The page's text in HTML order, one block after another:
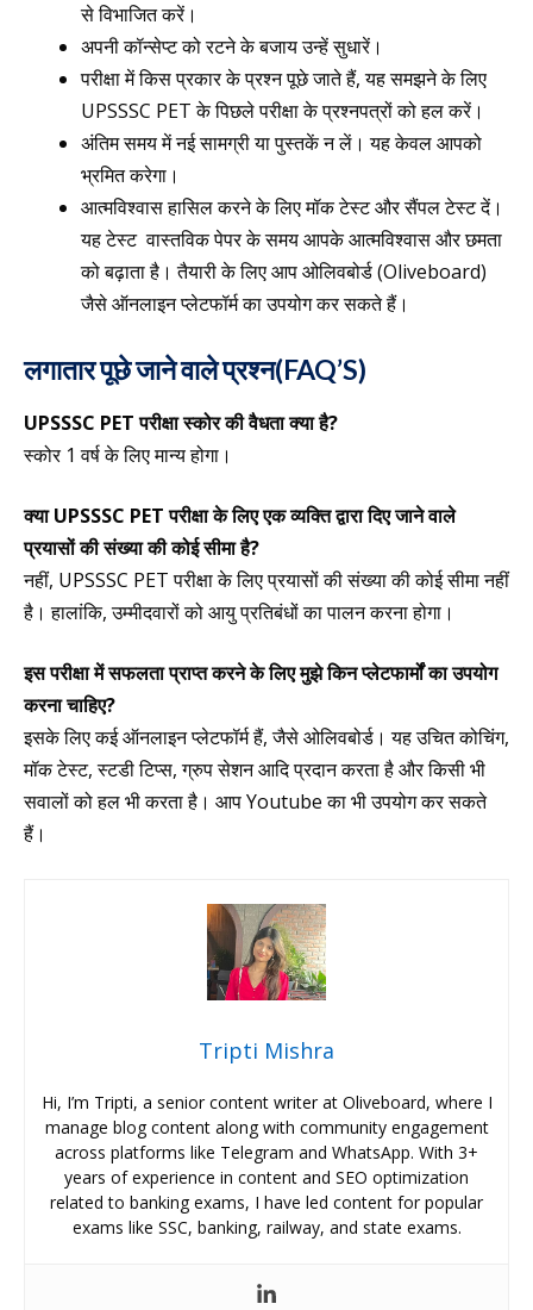
से विभाजित करें।
अपनी कॉन्सेप्ट को रटने के बजाय उन्हें सुधारें।
परीक्षा में किस प्रकार के प्रश्न पूछे जाते हैं, यह समझने के लिए
UPSSSC PET के पिछले परीक्षा के प्रश्नपत्रों को हल करें।
अंतिम समय में नई सामग्री या पुस्तकें न लें। यह केवल आपको
भ्रमित करेगा।
आत्मविश्वास हासिल करने के लिए मॉक टेस्ट और सैंपल टेस्ट दें।
यह टेस्ट वास्तविक पेपर के समय आपके आत्मविश्वास और छमता
को बढ़ाता है। तैयारी के लिए आप ओलिवबोर्ड (Oliveboard)
जैसे ऑनलाइन प्लेटफॉर्म का उपयोग कर सकते हैं।
लगातार पूछे जाने वाले प्रश्न(FAQ’S)
UPSSSC PET परीक्षा स्कोर की वैधता क्या है?
स्कोर 1 वर्ष के लिए मान्य होगा।
क्या UPSSSC PET परीक्षा के लिए एक व्यक्ति द्वारा दिए जाने वाले
प्रयासों की संख्या की कोई सीमा है?
नहीं, UPSSSC PET परीक्षा के लिए प्रयासों की संख्या की कोई सीमा नहीं
है। हालांकि, उम्मीदवारों को आयु प्रतिबंधों का पालन करना होगा।
इस परीक्षा में सफलता प्राप्त करने के लिए मुझे किन प्लेटफार्मों का उपयोग
करना चाहिए?
इसके लिए कई ऑनलाइन प्लेटफॉर्म हैं, जैसे ओलिवबोर्ड। यह उचित कोचिंग,
मॉक टेस्ट, स्टडी टिप्स, ग्रुप सेशन आदि प्रदान करता है और किसी भी
सवालों को हल भी करता है। आप Youtube का भी उपयोग कर सकते
हैं।
Tripti Mishra
Hi, I’m Tripti, a senior content writer at Oliveboard, where I
manage blog content along with community engagement
across platforms like Telegram and WhatsApp. With 3+
years of experience in content and SEO optimization
related to banking exams, I have led content for popular
exams like SSC, banking, railway, and state exams.